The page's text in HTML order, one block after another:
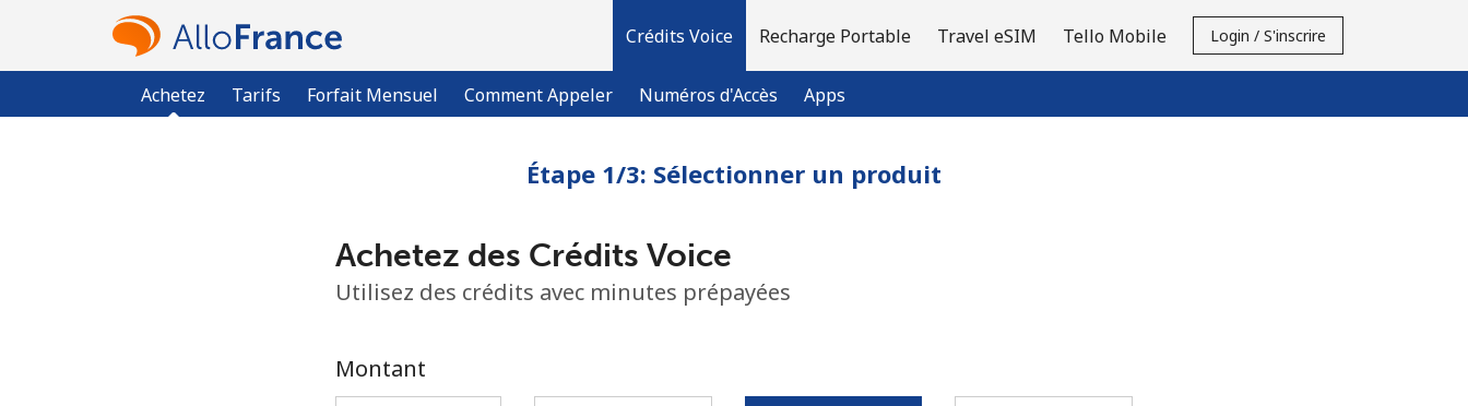
Crédits Voice
Achetez Tarifs Forfait Mensuel Comment Appeler Numéros d'Accès Apps
Recharge Portable Travel eSIM Tello Mobile Login / S'inscrire
Étape 1/3: Sélectionner un produit
Achetez des Crédits Voice
Utilisez des crédits avec minutes prépayées
Montant